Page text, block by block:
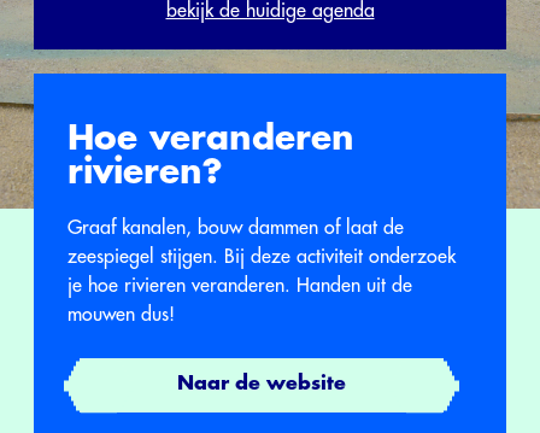
bekijk de huidige agenda
Hoe veranderen
rivieren?
Graaf kanalen, bouw dammen of laat de
zeespiegel stijgen. Bij deze activiteit onderzoek
je hoe rivieren veranderen. Handen uit de
mouwen dus!
Naar de website